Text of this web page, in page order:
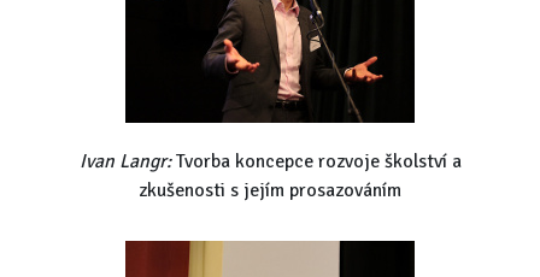
Ivan Langr:Tvorba koncepce rozvoje školství a
zkušenosti s jejím prosazováním